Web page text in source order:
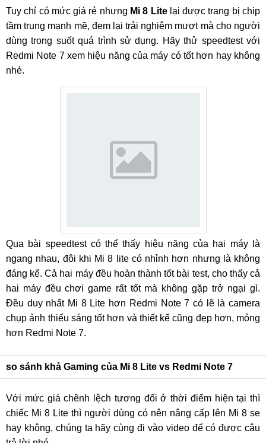
Thiết kế Xiaomi Mi 8 Lite (Youth Edition) lung linh
với mặt lưng gradient
nằm ngang. Chắc hẳn các bạn trẻ không thể bỏ qua sản
Đánh giá Xiaomi Mi 8 Lite (Youth Edition): Chip
tạo giống như trên chiếc Mi A2 có hiệu nặng nổi bật nhất
trong phân khúc tầm trung.
Cùng với đó, máy cũng được trang bị 3 phiên bản bộ nhớ
64GB, RAM 6GB + ROM 64GB và RAM 6GB + 128GB.
Trải nghiệm thực tế tên Xiaomi Mi 8 Youth Edition
(Lite) ?
Với những trang bị cao cấp như vậy thì Xiaomi Mi 8 Youth
Edition cho trải nghiệm như thế nào? có tốt không? Theo
Tuy chỉ có mức giá rẻ nhưng Mi 8 Litelại được trang bị chip
tầm trung mạnh mẽ, đem lại trải nghiệm mượt mà cho người
dùng trong suốt quá trình sử dụng. Hãy thử speedtest với
Redmi Note 7 xem hiệu năng của máy có tốt hơn hay không
nhé.
Qua bài speedtest có thể thấy hiệu năng của hai máy là
ngang nhau, đôi khi Mi 8 lite có nhỉnh hơn nhưng là không
đáng kể. Cả hai máy đều hoàn thành tốt bài test, cho thấy cả
hai máy đều chơi game rất tốt mà không gặp trở ngại gì.
Đều duy nhất Mi 8 Lite hơn Redmi Note 7 có lẽ là camera
chụp ảnh thiếu sáng tốt hơn và thiết kế cũng đẹp hơn, mỏng
hơn Redmi Note 7.
so sánh khả Gaming của Mi 8 Lite vs Redmi Note 7
Với mức giá chênh lệch tương đối ở thời điểm hiện tại thì
chiếc Mi 8 Lite thì người dùng có nên nâng cấp lên Mi 8 se
hay không, chúng ta hãy cùng đi vào video để có được câu